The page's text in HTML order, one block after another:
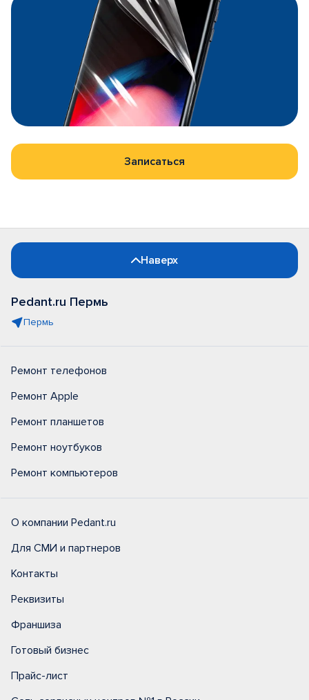
Записаться
Наверх
Pedant.ru Пермь
Пермь
Ремонт телефонов
Ремонт Apple
Ремонт планшетов
Ремонт ноутбуков
Ремонт компьютеров
О компании Pedant.ru
Для СМИ и партнеров
Контакты
Реквизиты
Франшиза
Готовый бизнес
Прайс-лист